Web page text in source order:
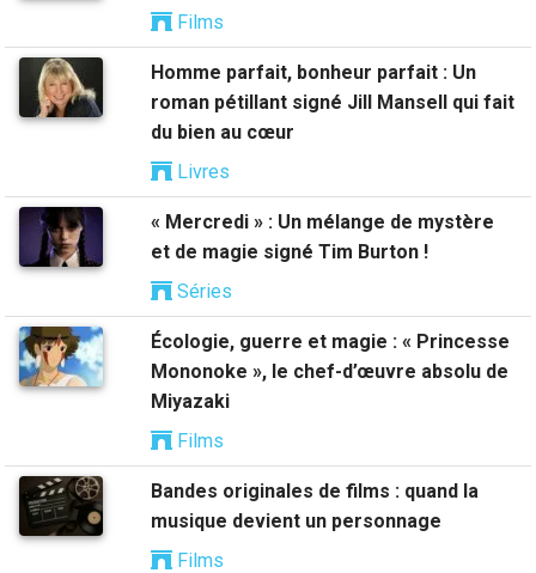
Films
Homme parfait, bonheur parfait : Un
roman pétillant signé Jill Mansell qui fait
du bien au cœur
Livres
« Mercredi » : Un mélange de mystère
et de magie signé Tim Burton !
Séries
Écologie, guerre et magie : « Princesse
Mononoke », le chef-d’œuvre absolu de
Miyazaki
Films
Bandes originales de films : quand la
musique devient un personnage
Films